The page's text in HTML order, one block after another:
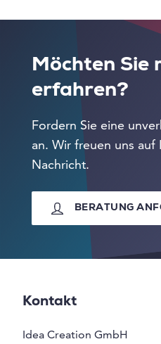
Möchten Sie
erfahren?
Fordern Sie eine
an. Wir freuen uns
Nachricht.
BERATUNG
Kontakt
Idea Creation GmbH